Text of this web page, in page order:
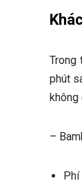
Trong
phút
không
–
Phí